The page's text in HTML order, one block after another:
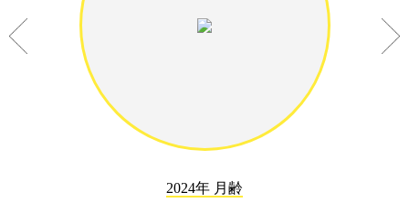
2024年 月齢